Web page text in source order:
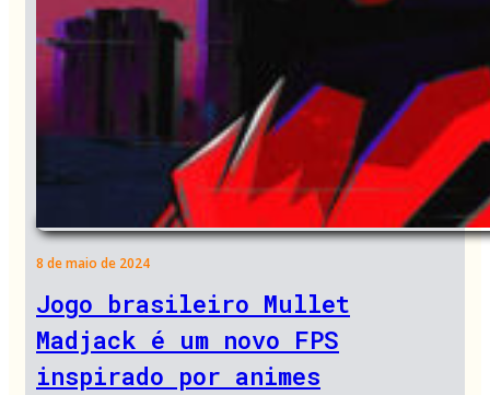
8 de maio de 2024
Jogo brasileiro Mullet
Madjack é um novo FPS
inspirado por animes